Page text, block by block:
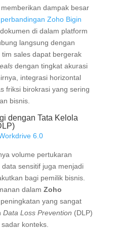
dampak besar
perbandingan Zoho Bigin
dokumen di dalam platform
langsung dengan
sales dapat bergerak
dengan tingkat akurasi
integrasi horizontal
friksi birokrasi yang sering
bisnis.
dengan Tata Kelola
volume pertukaran
sensitif juga menjadi
bagi pemilik bisnis.
dalam Zoho
yang sangat
Data Loss Prevention (DLP)
konteks.